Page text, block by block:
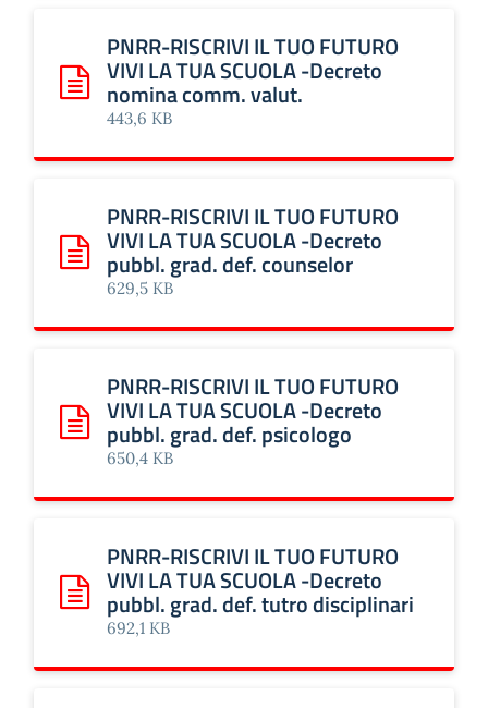
Scarica: PNRR-RISCRIVI IL TUO FUTURO VIVI LA TUA
PNRR-RISCRIVI IL TUO FUTURO
VIVI LA TUA SCUOLA -Decreto
nomina comm. valut.
443,6 KB
Scarica: PNRR-RISCRIVI IL TUO FUTURO VIVI LA TUA
PNRR-RISCRIVI IL TUO FUTURO
VIVI LA TUA SCUOLA -Decreto
pubbl. grad. def. counselor
629,5 KB
Scarica: PNRR-RISCRIVI IL TUO FUTURO VIVI LA TUA
PNRR-RISCRIVI IL TUO FUTURO
VIVI LA TUA SCUOLA -Decreto
pubbl. grad. def. psicologo
650,4 KB
Scarica: PNRR-RISCRIVI IL TUO FUTURO VIVI LA TUA
PNRR-RISCRIVI IL TUO FUTURO
VIVI LA TUA SCUOLA -Decreto
pubbl. grad. def. tutro disciplinari
692,1 KB